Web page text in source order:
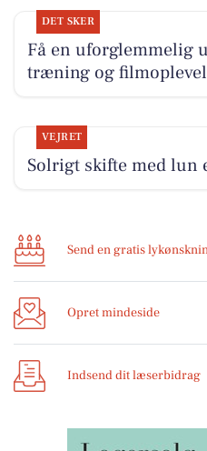
DET SKER
Få en uforglemmelig
træning og
VEJRET
Solrigt skifte med lun
Send en gratis
Opret mindeside
Indsend dit læserbidrag